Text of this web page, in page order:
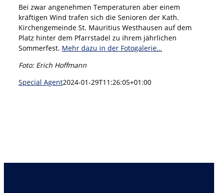
Bei zwar angenehmen Temperaturen aber einem
kräftigen Wind trafen sich die Senioren der Kath.
Kirchengemeinde St. Mauritius Westhausen auf dem
Platz hinter dem Pfarrstadel zu ihrem jährlichen
Sommerfest. Mehr dazu in der Fotogalerie…
Foto: Erich Hoffmann
Special Agent2024-01-29T11:26:05+01:00